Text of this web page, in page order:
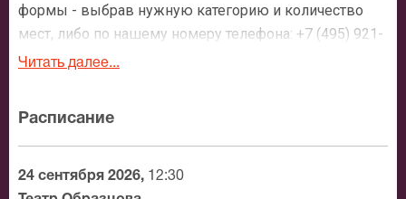
формы - выбрав нужную категорию и количество
мест, либо по нашему номеру телефона: +7 (495) 921-
35-00. После оформления заявки с Вами свяжется
зрительном зале, о том как заказать билет и утвердит
адрес доставки.
Официальные билеты на Журавль
Читать далее...
Расписание
24 сентября 2026, 12:30